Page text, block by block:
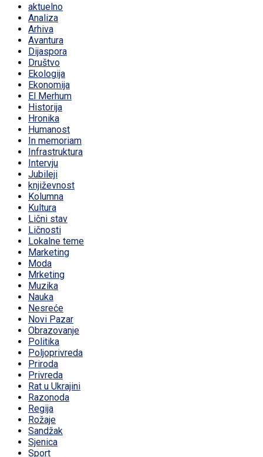
aktuelno
Analiza
Arhiva
Avantura
Dijaspora
Društvo
Ekologija
Ekonomija
El Merhum
Historija
Hronika
Humanost
In memoriam
Infrastruktura
Intervju
Jubileji
književnost
Kolumna
Kultura
Lični stav
Ličnosti
Lokalne teme
Marketing
Moda
Mrketing
Muzika
Nauka
Nesreće
Novi Pazar
Obrazovanje
Politika
Poljoprivreda
Priroda
Privreda
Rat u Ukrajini
Razonoda
Regija
Rožaje
Sandžak
Sjenica
Sport